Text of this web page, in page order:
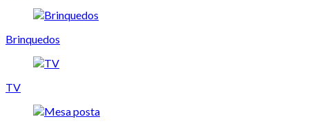
Brinquedos
TV